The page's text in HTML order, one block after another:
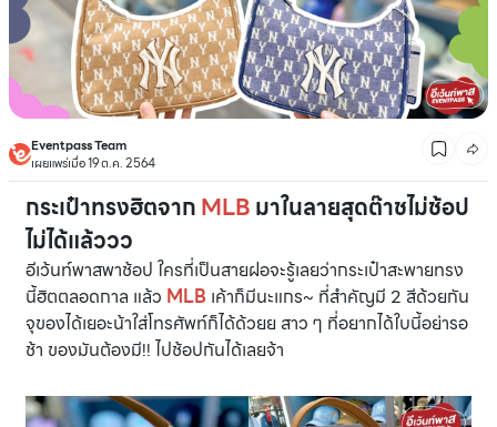
Eventpass Team
เผยแพร่เมื่อ 19 ต.ค. 2564
กระเป๋าทรงฮิตจากMLBมาในลายสุดต๊าชไม่ช้อป
ไม่ได้แล้ววว
อีเว้นท์พาสพาช้อป ใครที่เป็นสายฝอจะรู้เลยว่ากระเป๋าสะพายทรง
นี้ฮิตตลอดกาล แล้ว MLB เค้าก็มีนะแกร~ ที่สำคัญมี 2 สีด้วยกัน
จุของได้เยอะน้าใส่โทรศัพท์ก็ได้ด้วยย สาว ๆ ที่อยากได้ใบนี้อย่ารอ
ช้า ของมันต้องมี!! ไปช้อปกันได้เลยจ้า